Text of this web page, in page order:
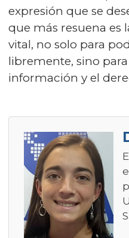
expresión que se
que más resuena es
vital, no solo para
libremente, sino para
información y el